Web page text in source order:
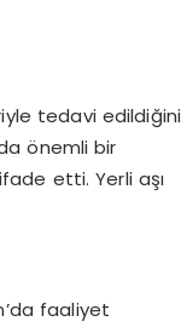
tedavi edildiğini
önemli bir
etti. Yerli aşı
faaliyet